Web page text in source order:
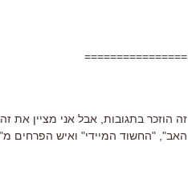
================
זה הוזכר בתגובות, אבל אני מציין את
האב", "החשוד המיידי" ואיש הפרחים